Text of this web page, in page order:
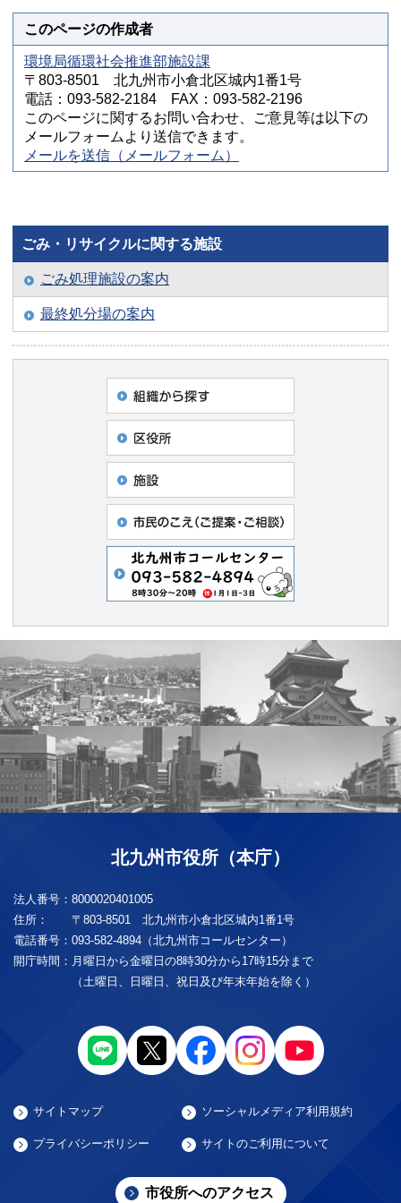
このページの作成者
環境局循環社会推進部施設課
〒803-8501 北九州市小倉北区城内1番1号
電話：093-582-2184 FAX：093-582-2196
このページに関するお問い合わせ、ご意見等は以下の
メールフォームより送信できます。
メールを送信（メールフォーム）
ごみ・リサイクルに関する施設
ごみ処理施設の案内
最終処分場の案内
北九州市役所（本庁）
法人番号： 8000020401005
住所：
〒803-8501 北九州市小倉北区城内1番1号
電話番号： 093-582-4894（北九州市コールセンター）
開庁時間： 月曜日から金曜日の8時30分から17時15分まで
（土曜日、日曜日、祝日及び年末年始を除く）
サイトマップ ソーシャルメディア利用規約
プライバシーポリシー サイトのご利用について
市役所へのアクセス